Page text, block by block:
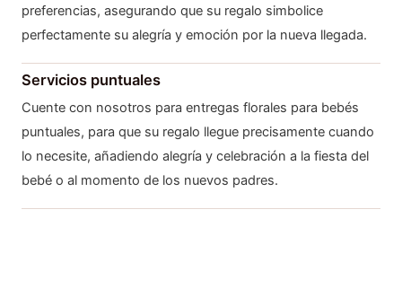
preferencias, asegurando que su regalo simbolice
perfectamente su alegría y emoción por la nueva llegada.
Servicios puntuales
Cuente con nosotros para entregas florales para bebés
puntuales, para que su regalo llegue precisamente cuando
lo necesite, añadiendo alegría y celebración a la fiesta del
bebé o al momento de los nuevos padres.